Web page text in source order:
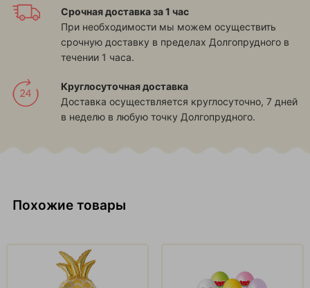
Срочная доставка за 1 час
При необходимости мы можем осуществить
срочную доставку в пределах Долгопрудного в
течении 1 часа.
Круглосуточная доставка
Доставка осуществляется круглосуточно, 7 дней
в неделю в любую точку Долгопрудного.
Похожие товары